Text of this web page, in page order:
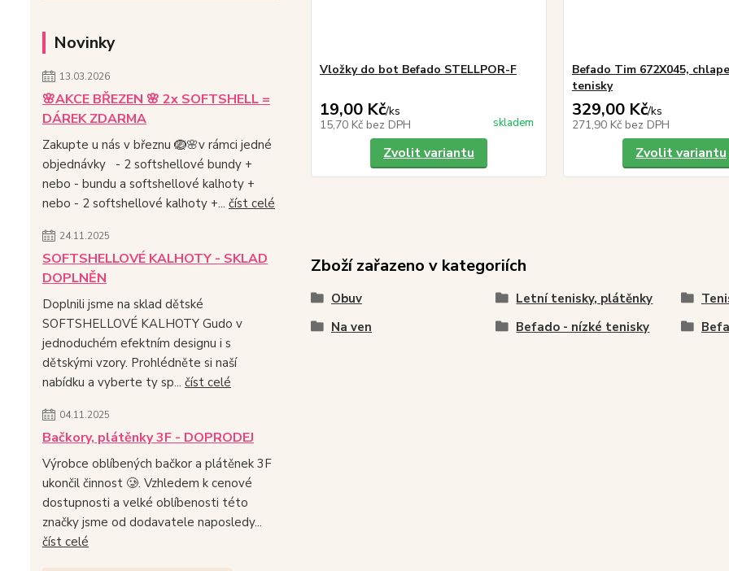
Novinky
13.03.2026
🌸AKCE BŘEZEN 🌸 2x SOFTSHELL =
DÁREK ZDARMA
Zakupte u nás v březnu 🪺🌸v rámci jedné
objednávky - 2 softshellové bundy +
nebo - bundu a softshellové kalhoty +
nebo - 2 softshellové kalhoty +... číst celé
24.11.2025
SOFTSHELLOVÉ KALHOTY - SKLAD
DOPLNĚN
Doplnili jsme na sklad dětské
SOFTSHELLOVÉ KALHOTY Gudo v
jednoduchém efektním designu i s
dětskými vzory. Prohlédněte si naší
nabídku a vyberte ty sp... číst celé
04.11.2025
Bačkory, plátěnky 3F - DOPRODEJ
Výrobce oblíbených bačkor a plátěnek 3F
ukončil činnost 🥲. Vzhledem k cenové
dostupnosti a velké oblíbenosti této
značky jsme od dodavatele naposledy...
číst celé
Vložky do bot Befado STELLPOR-F
19,00 Kč/ks
15,70 Kč bez DPH skladem
Zvolit variantu
Befado Tim 672X045,
tenisky
329,00 Kč/ks
271,90 Kč bez DPH
Zvolit variantu
Zboží zařazeno v kategoriích
Obuv Letní tenisky, plátěnky
Na ven
Befado - nízké tenisky